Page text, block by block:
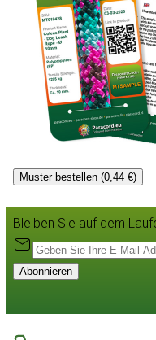
Muster bestellen (0,44 €)
Bleiben Sie auf dem
Abonnieren